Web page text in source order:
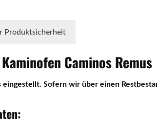
Produktsicherheit
CaminosRemus
Sofern wir über einen